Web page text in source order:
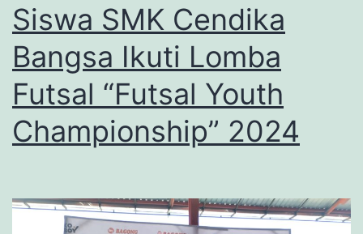
Siswa SMK Cendika
Bangsa Ikuti Lomba
Futsal “Futsal Youth
Championship” 2024